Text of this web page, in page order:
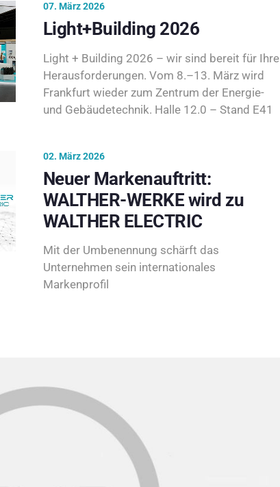
07. März 2026
Light+Building 2026
Light + Building 2026 – wir sind bereit für Ihre
Herausforderungen. Vom 8.–13. März wird
Frankfurt wieder zum Zentrum der Energie-
und Gebäudetechnik. Halle 12.0 – Stand E41
02. März 2026
Neuer Markenauftritt:
WALTHER-WERKE wird zu
WALTHER ELECTRIC
Mit der Umbenennung schärft das
Unternehmen sein internationales
Markenprofil